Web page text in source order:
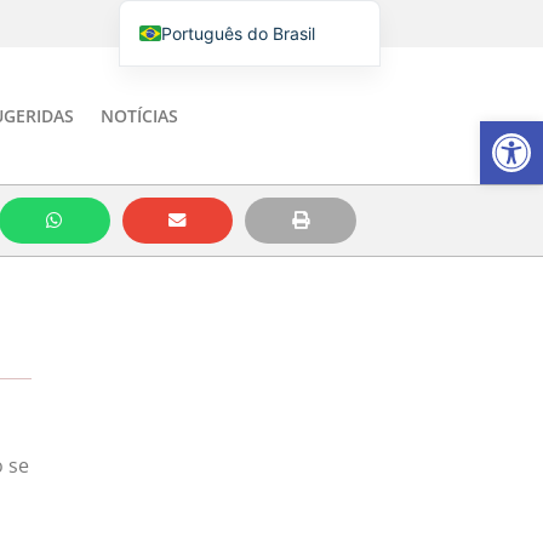
NOTÍCIAS
se
Barra de
Português do Brasil
Italiano